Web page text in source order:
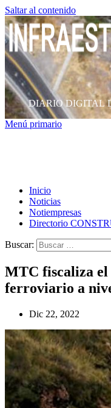
Saltar al contenido
DIARIO DIGITAL
Menú primario
Inicio
Noticias
Notiempresas
Directorio
Buscar:
MTC fiscaliza
ferroviario a
Dic 22, 2022